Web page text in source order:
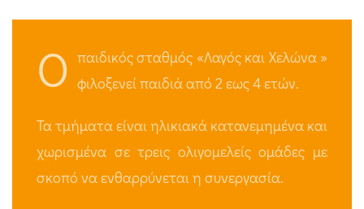
Ο παιδικός σταθμός «Λαγός και Χελώνα »
φιλοξενεί παιδιά από 2 εως 4 ετών.
Τα τμήματα είναι ηλικιακά κατανεμημένα και
χωρισμένα σε τρεις ολιγομελείς ομάδες με
σκοπό να ενθαρρύνεται η συνεργασία.